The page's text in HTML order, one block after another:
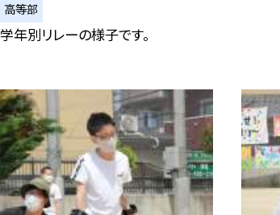
高等部
学年別リレーの様子です。